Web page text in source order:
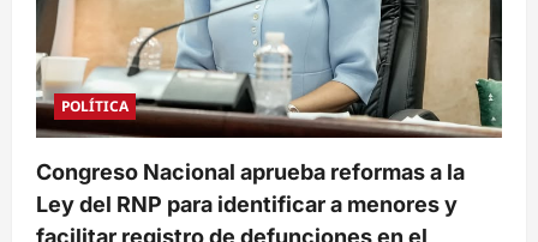
POLÍTICA
Congreso Nacional aprueba reformas a la
Ley del RNP para identificar a menores y
facilitar registro de defunciones en el